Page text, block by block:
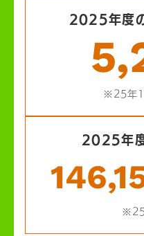
2025年度
※25年
2025年
※25